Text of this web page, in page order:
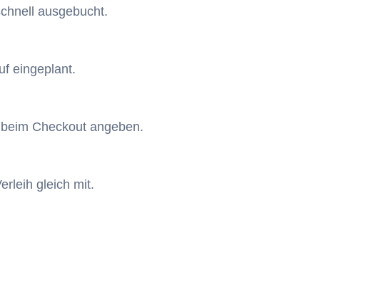
ausgebucht.
eingeplant.
Checkout angeben.
gleich mit.